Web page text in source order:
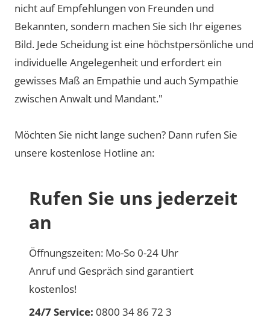
nicht auf Empfehlungen von Freunden und
Bekannten, sondern machen Sie sich Ihr eigenes
Bild. Jede Scheidung ist eine höchstpersönliche und
individuelle Angelegenheit und erfordert ein
gewisses Maß an Empathie und auch Sympathie
zwischen Anwalt und Mandant."
Möchten Sie nicht lange suchen? Dann rufen Sie
unsere kostenlose Hotline an:
Rufen Sie uns jederzeit
an
Öffnungszeiten: Mo-So 0-24 Uhr
Anruf und Gespräch sind garantiert
kostenlos!
24/7 Service: 0800 34 86 72 3